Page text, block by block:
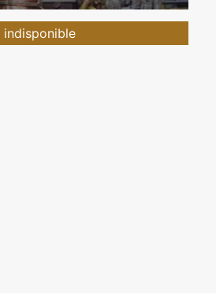
indisponible